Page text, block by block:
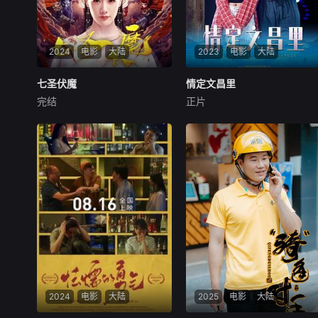
2024 电影 大陆
七圣伏魔
元彪
因孙悟空导致修为尽失的罗睺
星君自称无相作恶人间，被七
大圣用元魂封印。少年尤喜为
防无相卷土重来，找齐六大圣
解印与无相一同封印的孙悟
空，不料释放出了无相，尤喜
最终化为金箍棒与七大圣联合
消灭了无相。
七圣伏魔
完结
2023 电影 大陆
情定文昌里
陈樱丹
从小学习戏曲的许佳，因
时空交叠与来自50年代的陈
钦，两人意外相识于文昌里万
寿宫戏台，在探索彼此世界的
过程中逐渐擦出火花。是一出
戏、一场梦、也是情之所
至……
情定文昌里
正片
2024 电影 大陆 2025 电影 大陆